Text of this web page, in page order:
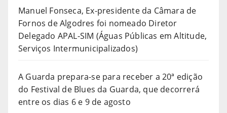
Manuel Fonseca, Ex-presidente da Câmara de
Fornos de Algodres foi nomeado Diretor
Delegado APAL-SIM (Águas Públicas em Altitude,
Serviços Intermunicipalizados)
A Guarda prepara-se para receber a 20ª edição
do Festival de Blues da Guarda, que decorrerá
entre os dias 6 e 9 de agosto